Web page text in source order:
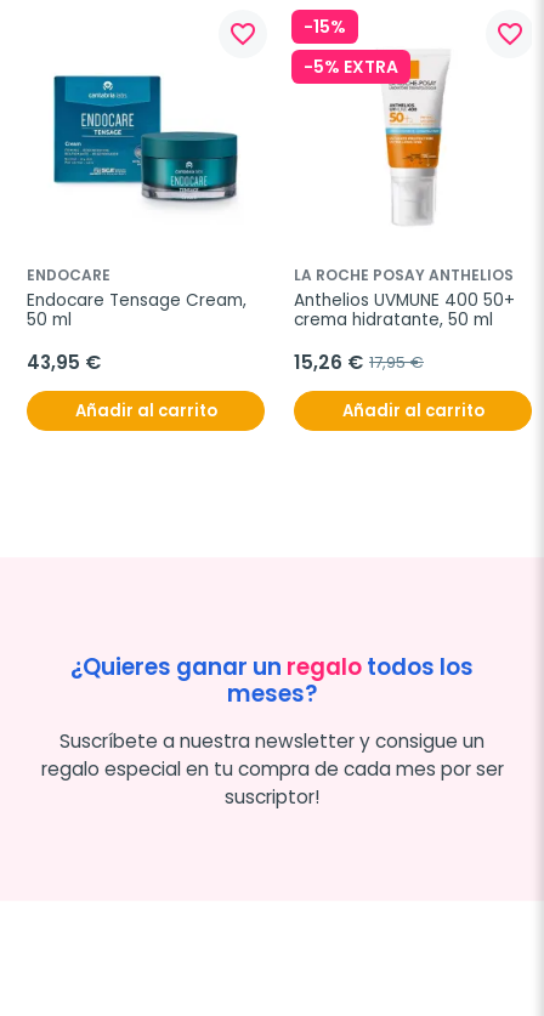
favorite_border
ENDOCARE
Endocare Tensage Cream,
50 ml
43,95 €
Añadir al carrito
-15%
-5% EXTRA
favorite_border
LA ROCHE POSAY ANTHELIOS
Anthelios UVMUNE 400 50+
crema hidratante, 50 ml
15,26 € 17,95 €
Añadir al carrito
¿Quieres ganar un regalotodos los
meses?
Suscríbete a nuestra newsletter y consigue un
regalo especial en tu compra de cada mes por ser
suscriptor!